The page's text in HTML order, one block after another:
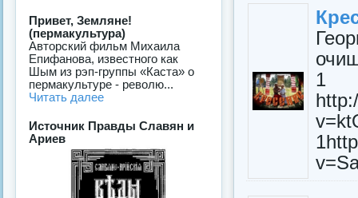
1
Привет, Земляне!
(пермакультура)
Авторский фильм Михаила
Епифанова, известного как
Шым из рэп-группы «Каста» о
пермакультуре - револю...
Читать далее
Источник Правды Славян и
Ариев